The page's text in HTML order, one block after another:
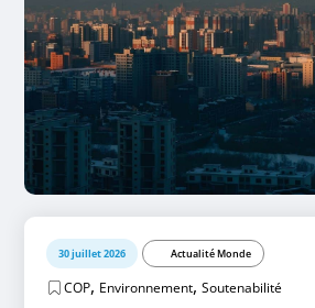
30 juillet 2026 Actualité Monde
COP, Environnement,Soutenabilité